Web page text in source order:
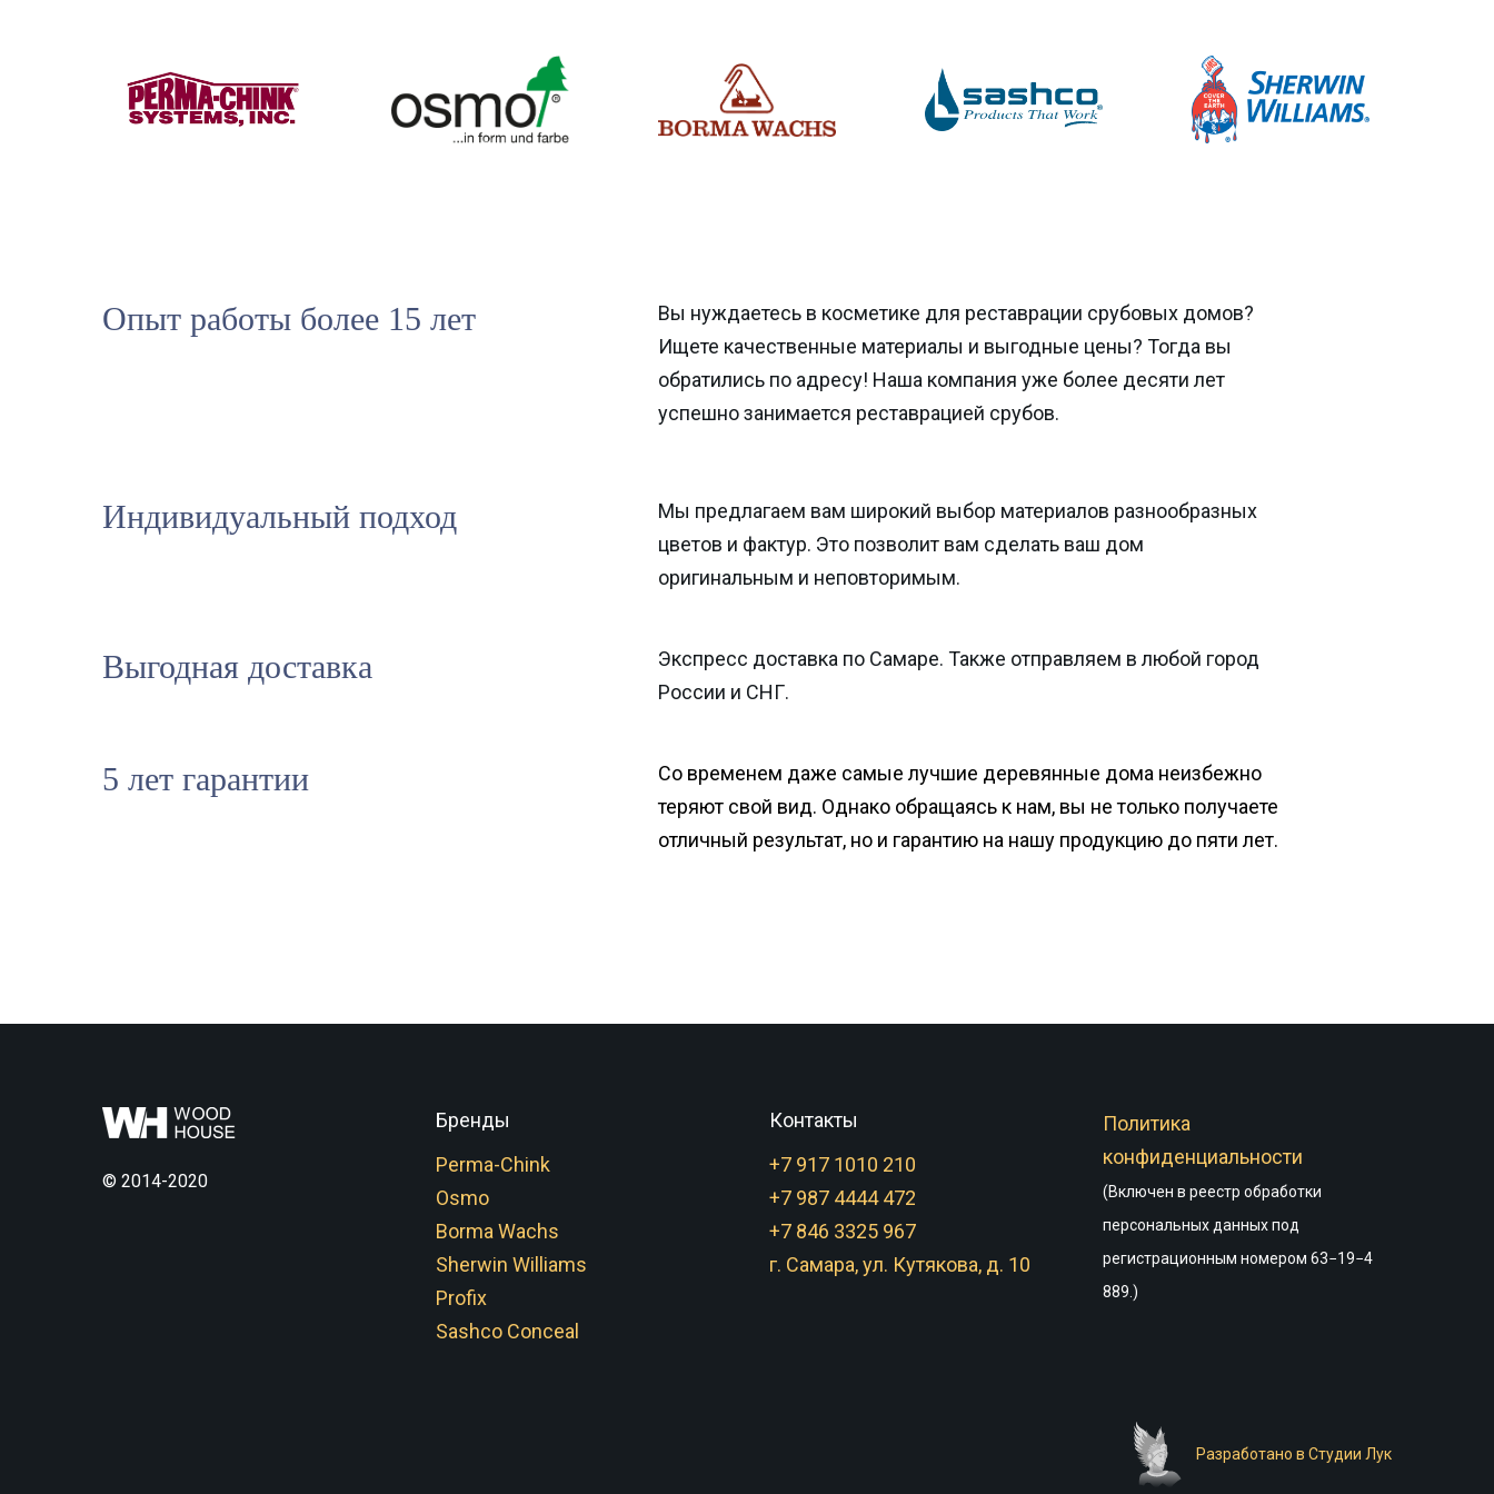
Опыт работы более 15 лет
Вы нуждаетесь в косметике для реставрации срубовых домов?
Ищете качественные материалы и выгодные цены? Тогда вы
обратились по адресу! Наша компания уже более десяти лет
успешно занимается реставрацией срубов.
Индивидуальный подход
Мы предлагаем вам широкий выбор материалов разнообразных
цветов и фактур. Это позволит вам сделать ваш дом
оригинальным и неповторимым.
Выгодная доставка
Экспресс доставка по Самаре. Также отправляем в любой город
России и СНГ.
5 лет гарантии
Со временем даже самые лучшие деревянные дома неизбежно
теряют свой вид. Однако обращаясь к нам, вы не только получаете
отличный результат, но и гарантию на нашу продукцию до пяти лет.
© 2014-2020
Бренды
Perma-Chink
Osmo
Borma Wachs
Sherwin Williams
Profix
Sashco Conceal
Контакты
+7 917 1010 210
+7 987 4444 472
+7 846 3325 967
г. Самара, ул. Кутякова, д. 10
Политика
конфиденциальности
(Включен в реестр обработки
персональных данных под
регистрационным номером 63−19−4
889.)
Разработано в Студии Лук